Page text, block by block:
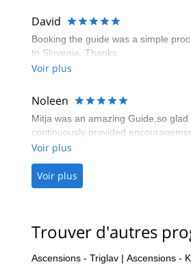
David
Booking the guide was a simple
to Slovenia. Thanks.
Voir plus
Noleen
Mitja was an amazing Guide,so
continuously provided
Voir plus
Voir plus
Trouver d'autres
Ascensions - Triglav | Ascensions -